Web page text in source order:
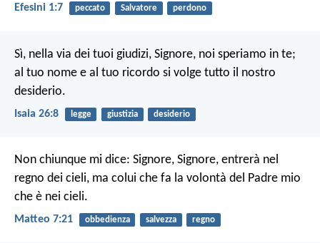
Efesini 1:7 peccato Salvatore perdono
Sì, nella via dei tuoi giudizi, Signore, noi speriamo in te;
al tuo nome e al tuo ricordo si volge tutto il nostro
desiderio.
Isaia 26:8 legge giustizia desiderio
Non chiunque mi dice: Signore, Signore, entrerà nel
regno dei cieli, ma colui che fa la volontà del Padre mio
che è nei cieli.
Matteo 7:21 obbedienza salvezza regno